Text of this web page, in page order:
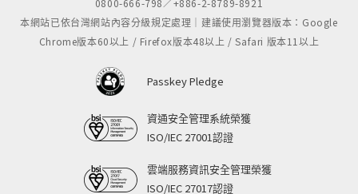
0800-666-798／+886-2-8789-8921
本網站已依台灣網站內容分級規定處理｜建議使用瀏覽器版本：Google
Chrome版本60以上 / Firefox版本48以上 / Safari 版本11以上
Passkey Pledge
資通安全管理系統榮獲
ISO/IEC 27001認證
雲端服務資訊安全管理榮獲
ISO/IEC 27017認證